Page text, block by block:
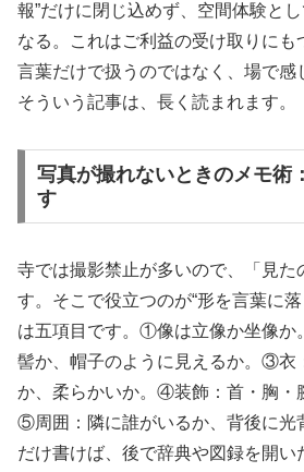
報”だけに閉じ込めず、空間体験と
なる。これはご利益の受け取りにも
言葉だけで扱うのではなく、場で感
そういう記事は、長く読まれます。
写真が撮れないときのメモ術
す
寺では撮影禁止が多いので、「見た
す。そこで役立つのが“形を言葉に
は五項目です。①像は立像か坐像か
髻か、帽子のように見えるか。③衣
か、柔らかいか。④装飾：首・胸・
⑤周囲：隣に誰がいるか、背後に光
だけ書けば、後で辞典や図録を開い